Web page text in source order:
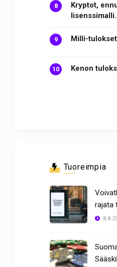
Kryptot,
Milli-
Kenon
Tuoreimpia
rajata